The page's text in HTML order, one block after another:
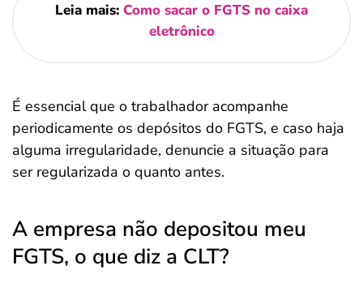
Leia mais: Como sacar o FGTS no caixa
eletrônico
É essencial que o trabalhador acompanhe
periodicamente os depósitos do FGTS, e caso haja
alguma irregularidade, denuncie a situação para
ser regularizada o quanto antes.
A empresa não depositou meu
FGTS, o que diz a CLT?